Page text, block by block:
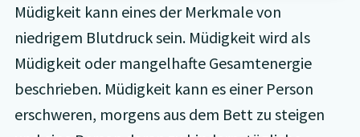
Müdigkeit kann eines der Merkmale von
niedrigem Blutdruck sein. Müdigkeit wird als
Müdigkeit oder mangelhafte Gesamtenergie
beschrieben. Müdigkeit kann es einer Person
erschweren, morgens aus dem Bett zu steigen